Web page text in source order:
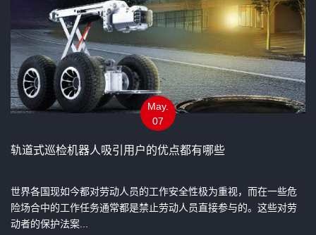
May.
07
轨道式巡检机器人吸引用户的优点都有哪些
世界各国现如今都对劳动人员的工作安全性极为重视，而在一些危
险场合中的工作任务通常都是禁止劳动人员直接参与的。这些对劳
动者的保护法案...